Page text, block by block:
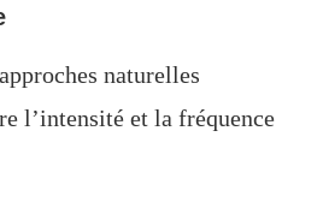
naturelles
l’intensité et la fréquence